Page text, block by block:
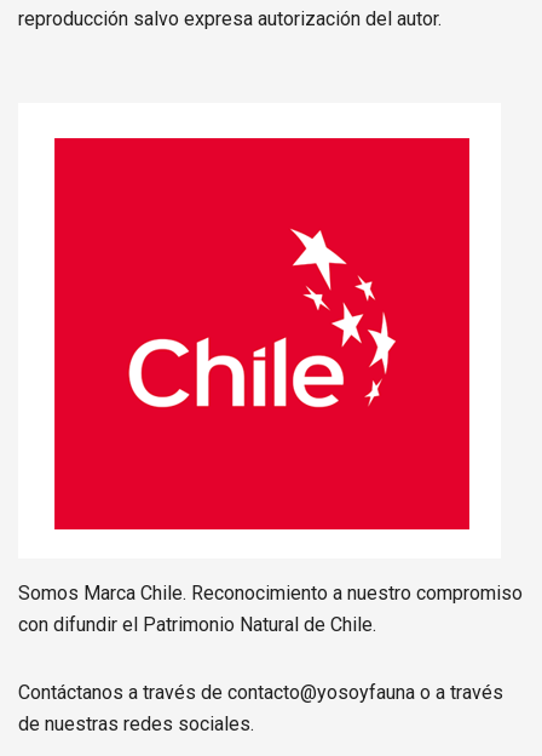
reproducción salvo expresa autorización del autor.
Somos Marca Chile. Reconocimiento a nuestro compromiso
con difundir el Patrimonio Natural de Chile.
Contáctanos a través de contacto@yosoyfauna o a través
de nuestras redes sociales.